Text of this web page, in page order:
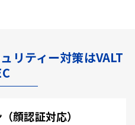
リティー対策はVALT
顔認証対応）